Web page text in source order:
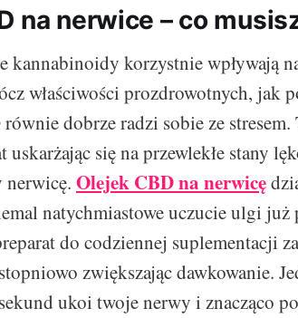
na nerwice – co
kannabinoidy korzystnie wpływają
właściwości prozdrowotnych, jak
dobrze radzi sobie ze
uskarżając się na przewlekłe stany
Olejek CBD na nerwicę
natychmiastowe uczucie ulgi już
do codziennej suplementacji
zwiększając dawkowanie.
ukoi twoje nerwy i znacząco